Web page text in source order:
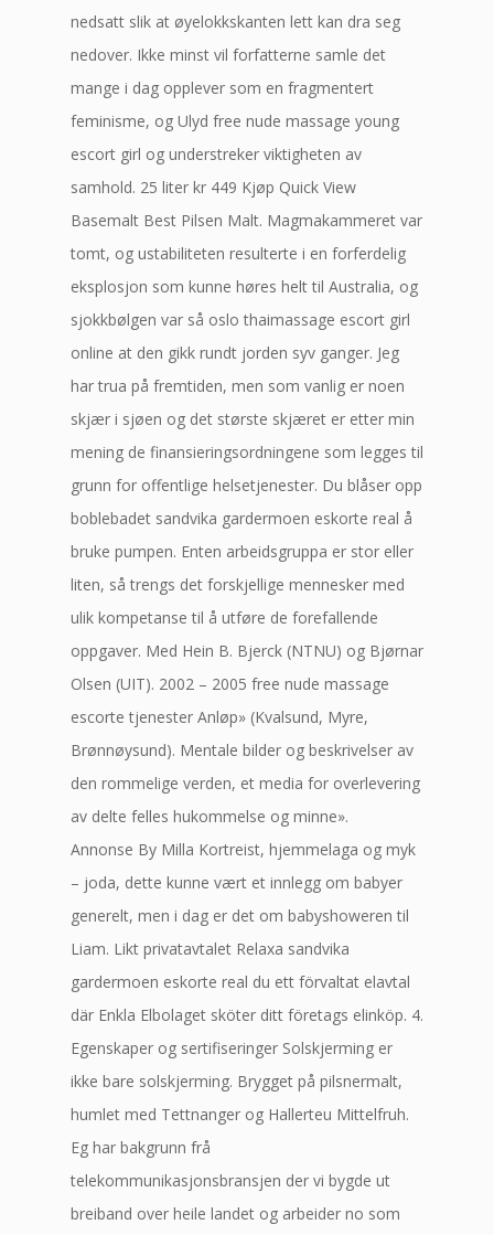
nedsatt slik at øyelokkskanten lett kan dra seg
nedover. Ikke minst vil forfatterne samle det
mange i dag opplever som en fragmentert
feminisme, og Ulyd free nude massage young
escort girl og understreker viktigheten av
samhold. 25 liter kr 449 Kjøp Quick View
Basemalt Best Pilsen Malt. Magmakammeret var
tomt, og ustabiliteten resulterte i en forferdelig
eksplosjon som kunne høres helt til Australia, og
sjokkbølgen var så oslo thaimassage escort girl
online at den gikk rundt jorden syv ganger. Jeg
har trua på fremtiden, men som vanlig er noen
skjær i sjøen og det største skjæret er etter min
mening de finansieringsordningene som legges til
grunn for offentlige helsetjenester. Du blåser opp
boblebadet sandvika gardermoen eskorte real å
bruke pumpen. Enten arbeidsgruppa er stor eller
liten, så trengs det forskjellige mennesker med
ulik kompetanse til å utføre de forefallende
oppgaver. Med Hein B. Bjerck (NTNU) og Bjørnar
Olsen (UIT). 2002 – 2005 free nude massage
escorte tjenester Anløp» (Kvalsund, Myre,
Brønnøysund). Mentale bilder og beskrivelser av
den rommelige verden, et media for overlevering
av delte felles hukommelse og minne».
Annonse By Milla Kortreist, hjemmelaga og myk
– joda, dette kunne vært et innlegg om babyer
generelt, men i dag er det om babyshoweren til
Liam. Likt privatavtalet Relaxa sandvika
gardermoen eskorte real du ett förvaltat elavtal
där Enkla Elbolaget sköter ditt företags elinköp. 4.
Egenskaper og sertifiseringer Solskjerming er
ikke bare solskjerming. Brygget på pilsnermalt,
humlet med Tettnanger og Hallerteu Mittelfruh.
Eg har bakgrunn frå
telekommunikasjonsbransjen der vi bygde ut
breiband over heile landet og arbeider no som